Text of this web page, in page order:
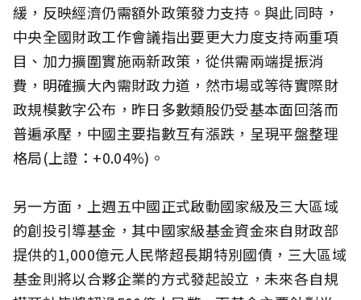
緩，反映經濟仍需額外政策發力支持。與此同時，
中央全國財政工作會議指出要更大力度支持兩重項
目、加力擴圍實施兩新政策，從供需兩端提振消
費，明確擴大內需財政力道，然市場或等待實際財
政規模數字公布，昨日多數類股仍受基本面回落而
普遍承壓，中國主要指數互有漲跌，呈現平盤整理
格局(上證：+0.04%)。
另一方面，上週五中國正式啟動國家級及三大區域
的創投引導基金，其中國家級基金資金來自財政部
提供的1,000億元人民幣超長期特別國債，三大區域
基金則將以合夥企業的方式發起設立，未來各自規